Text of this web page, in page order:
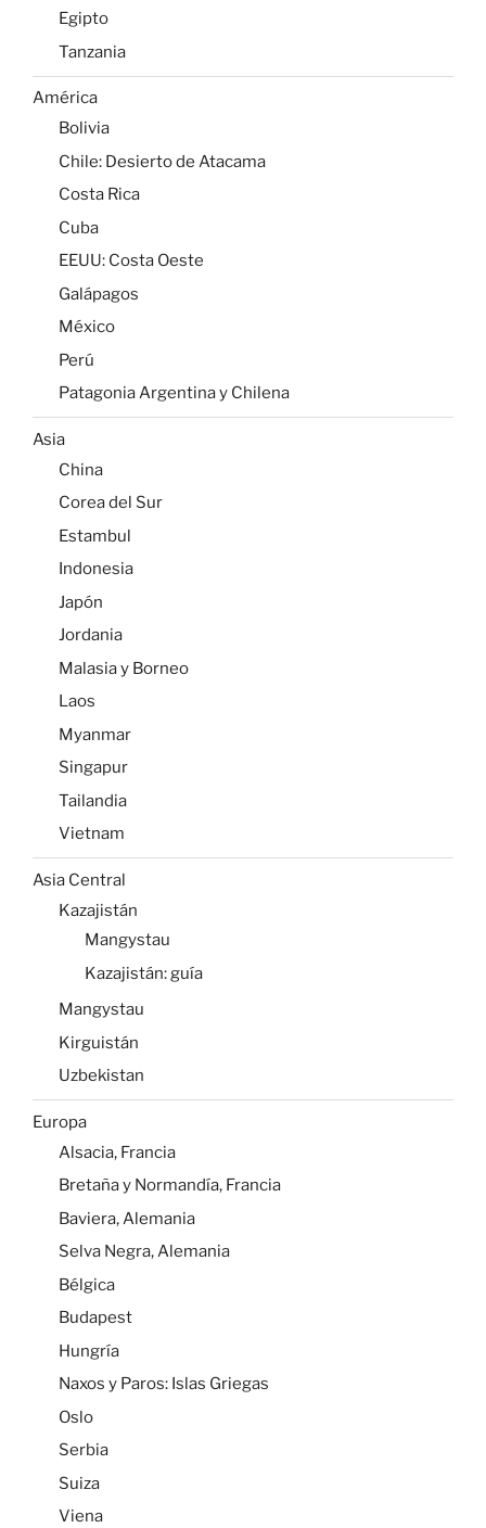
Egipto
Tanzania
América
Bolivia
Chile: Desierto de Atacama
Costa Rica
Cuba
EEUU: Costa Oeste
Galápagos
México
Perú
Patagonia Argentina y Chilena
Asia
China
Corea del Sur
Estambul
Indonesia
Japón
Jordania
Malasia y Borneo
Laos
Myanmar
Singapur
Tailandia
Vietnam
Asia Central
Kazajistán
Mangystau
Kazajistán: guía
Mangystau
Kirguistán
Uzbekistan
Europa
Alsacia, Francia
Bretaña y Normandía, Francia
Baviera, Alemania
Selva Negra, Alemania
Bélgica
Budapest
Hungría
Naxos y Paros: Islas Griegas
Oslo
Serbia
Suiza
Viena